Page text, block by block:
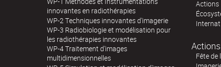
innovantes en radiothérapies
WP-2 Techniques innovantes d'imagerie
WP-3 Radiobiologie et modélisation pour
les radiothérapies innovantes
WP-4 Traitement d'images
multidimensionnelles
Actions
Fête de